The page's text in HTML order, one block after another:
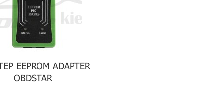
EEPROM ADAPTER
OBDSTAR